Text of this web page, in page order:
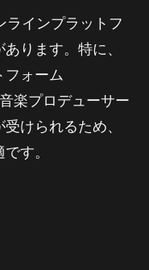
ラインプラットフ
ります。特に、
フォーム
楽プロデューサー
けられるため、
す。